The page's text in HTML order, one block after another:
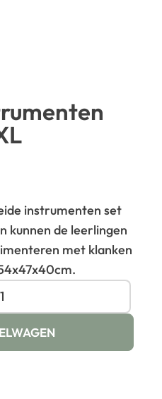
instrumenten set
kunnen de leerlingen
met klanken